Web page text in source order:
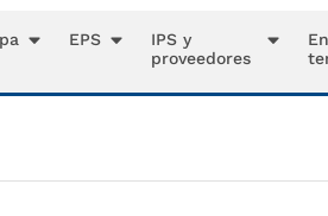
EPS
IPS y
proveedores